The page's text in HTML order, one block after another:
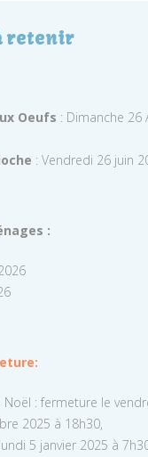
retenir
Oeufs : Dimanche 26
: Vendredi 26 juin
:
Noël : fermeture le
2025 à 18h30,
5 janvier 2025 à